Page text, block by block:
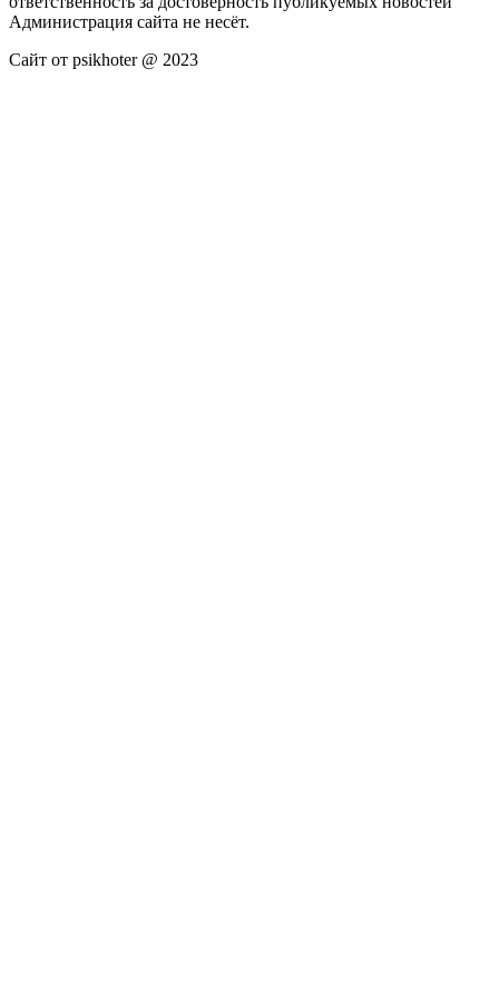
Администрация сайта не несёт.
Сайт от psikhoter @ 2023